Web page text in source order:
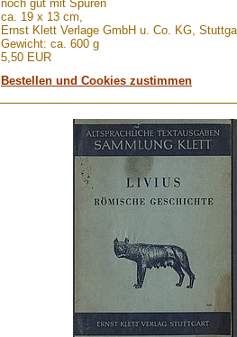
noch gut mit Spuren
ca. 19 x 13 cm,
Ernst Klett Verlage GmbH u. Co. KG,
Gewicht: ca. 600 g
5,50 EUR
Bestellen und Cookies zustimmen